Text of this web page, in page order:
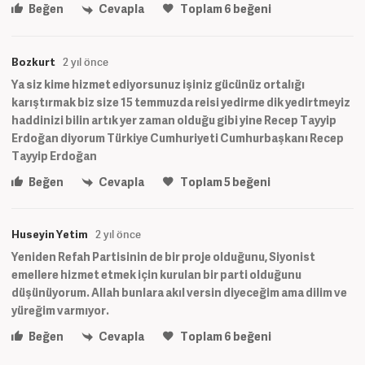
Beğen
Cevapla Toplam6 beğeni
Bozkurt 2 yıl önce
Ya siz kime hizmet ediyorsunuz işiniz gücünüz ortalığı
karıştırmak biz size 15 temmuzda reisi yedirme dik yedirtmeyiz
haddinizi bilin artık yer zaman olduğu gibi yine Recep Tayyip
Erdoğan diyorum Türkiye Cumhuriyeti Cumhurbaşkanı Recep
Tayyip Erdoğan
Beğen
Cevapla Toplam5beğeni
Huseyin Yetim 2 yıl önce
Yeniden Refah Partisinin de bir proje olduğunu, Siyonist
emellere hizmet etmek için kurulan bir parti olduğunu
düşünüyorum. Allah bunlara akıl versin diyeceğim ama dilim ve
yüreğim varmıyor.
Beğen
Cevapla Toplam6 beğeni